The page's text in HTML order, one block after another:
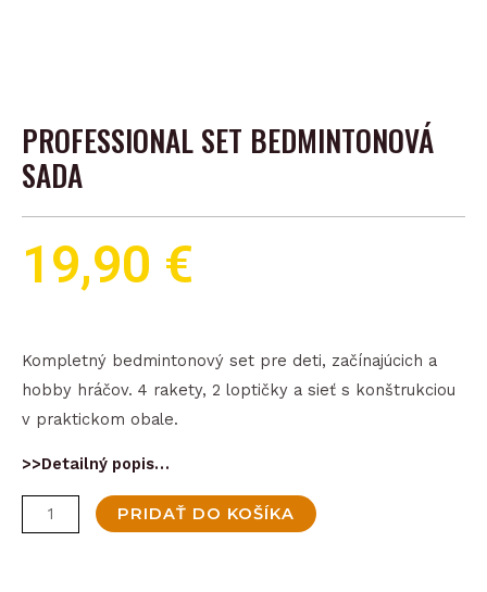
PROFESSIONAL SET BEDMINTONOVÁ
SADA
19,90 €
Kompletný bedmintonový set pre deti, začínajúcich a
hobby hráčov. 4 rakety, 2 loptičky a sieť s konštrukciou
v praktickom obale.
>>Detailný popis…
množstvo
Professional
PRIDAŤ DO KOŠÍKA